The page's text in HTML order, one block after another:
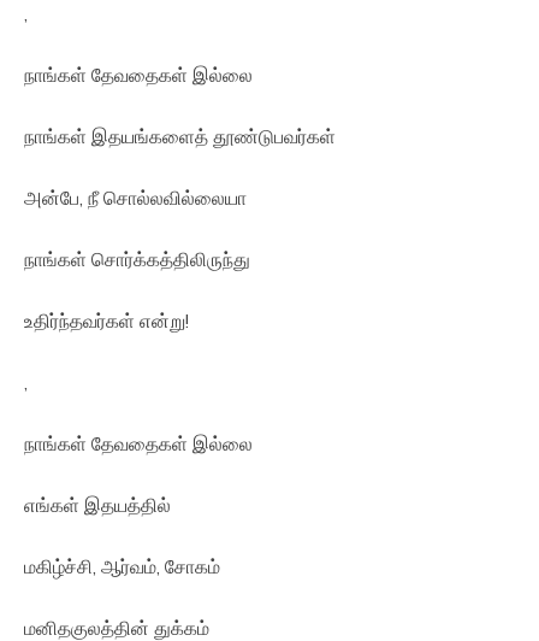
,
நாங்கள் தேவதைகள் இல்லை
நாங்கள் இதயங்களைத் தூண்டுபவர்கள்
அன்பே, நீ சொல்லவில்லையா
நாங்கள் சொர்க்கத்திலிருந்து
உதிர்ந்தவர்கள் என்று!
,
நாங்கள் தேவதைகள் இல்லை
எங்கள் இதயத்தில்
மகிழ்ச்சி, ஆர்வம், சோகம்
மனிதகுலத்தின் துக்கம்